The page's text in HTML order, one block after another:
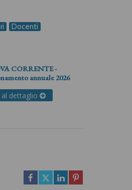
Docenti
CORRENTE -
annuale 2026
al dettaglio